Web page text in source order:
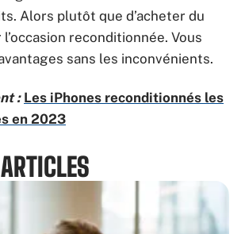
Alors plutôt que d’acheter du
reconditionnée. Vous
sans les inconvénients.
: Les iPhones reconditionnés les
en 2023